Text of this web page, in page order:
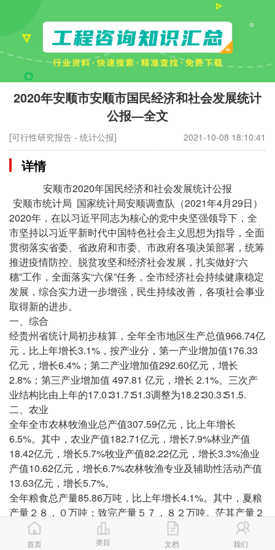
2020年安顺市安顺市国民经济和社会发展统计
公报—全文
[可行性研究报告 - 统计公报] 2021-10-08 18:10:41
详情
安顺市2020年国民经济和社会发展统计公报
安顺市统计局 国家统计局安顺调查队（2021年4月29日）
2020年，在以习近平同志为核心的党中央坚强领导下，全
市坚持以习近平新时代中国特色社会主义思想为指导，全面
贯彻落实省委、省政府和市委、市政府各项决策部署，统筹
推进疫情防控、脱贫攻坚和经济社会发展，扎实做好“六
穗”工作，全面落实“六保”任务，全市经济社会持续健康稳定
发展，综合实力进一步增强，民生持续改善，各项社会事业
取得新的进步。
一、综合
经贵州省统计局初步核算，全年全市地区生产总值966.74亿
元，比上年增长3.1%，按产业分，第一产业增加值176.33
亿元，增长6.4%；第二产业增加值292.60亿元，增长
2.8%；第三产业增加值 497.81 亿元，增长 2.1%。三次产
业结构比由上年的17.0∶31.7∶51.3调整为18.2∶30.3∶51.5.
二、农业
全年全市农林牧渔业总产值307.59亿元，比上年增长
6.5%。其中，农业产值182.71亿元，增长7.9%林业产值
18.42亿元，增长5.7%牧业产值82.22亿元，增长3.3%渔业
产值10.62亿元，增长6.7%农林牧渔专业及辅助性活动产值
13.63亿元，增长5.7%。
全年粮食总产量85.86万吨，比上年增长4.1%。其中，夏粮
产量２８．０万吨；致完产量５７．８２万吨。茫其产量２
６．６０万吨，曾长１９．４％。油其好产量７．７５万
吨，下降１０．７％。烤炬产量０．Ｓ万吨，下降８．
首页 类目 文档 我们